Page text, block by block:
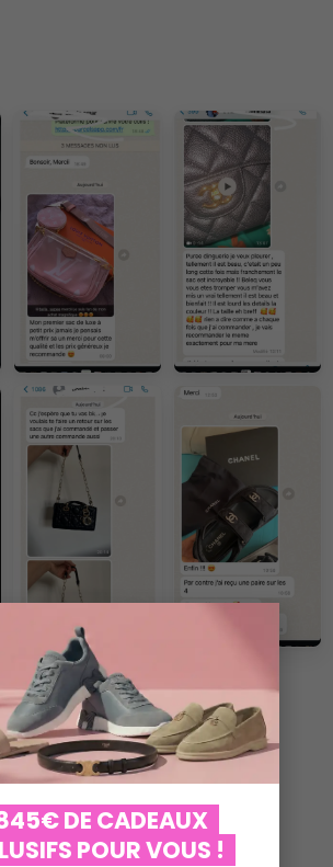
VOIR PLUS
DE CADEAUX
POUR VOUS !